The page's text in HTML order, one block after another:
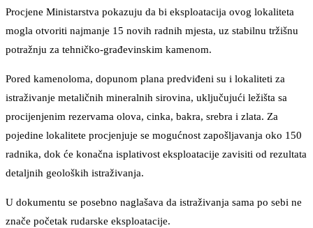
Procjene Ministarstva pokazuju da bi eksploatacija ovog lokaliteta
mogla otvoriti najmanje 15 novih radnih mjesta, uz stabilnu tržišnu
potražnju za tehničko-građevinskim kamenom.
Pored kamenoloma, dopunom plana predviđeni su i lokaliteti za
istraživanje metaličnih mineralnih sirovina, uključujući ležišta sa
procijenjenim rezervama olova, cinka, bakra, srebra i zlata. Za
pojedine lokalitete procjenjuje se mogućnost zapošljavanja oko 150
radnika, dok će konačna isplativost eksploatacije zavisiti od rezultata
detaljnih geoloških istraživanja.
U dokumentu se posebno naglašava da istraživanja sama po sebi ne
znače početak rudarske eksploatacije.